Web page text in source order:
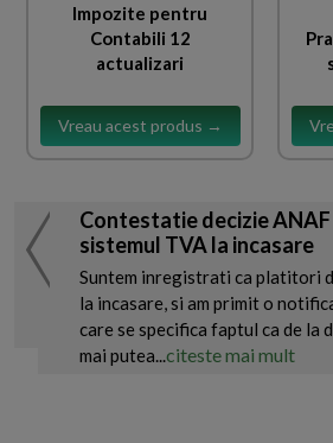
Impozite pentru
Contabili 12
actualizari
Vreau acest produs →
Contestatie decizie ANAF
sistemul TVA la incasare
Suntem inregistrati ca platitori
la incasare, si am primit o
care se specifica faptul ca de la
mai putea...citeste mai mult